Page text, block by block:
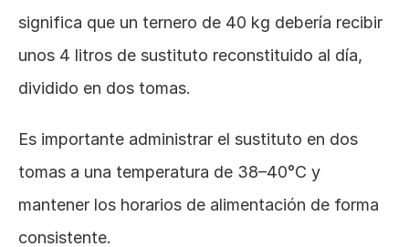
significa que un ternero de 40 kg debería recibir
unos 4 litros de sustituto reconstituido al día,
dividido en dos tomas.
Es importante administrar el sustituto en dos
tomas a una temperatura de 38–40°C y
mantener los horarios de alimentación de forma
consistente.